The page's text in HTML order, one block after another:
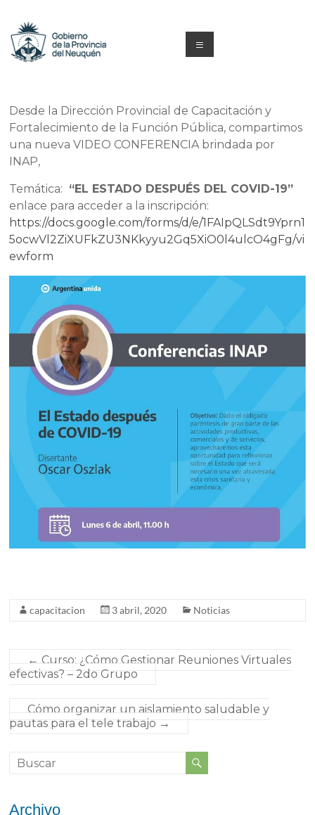
contenido
y
Formación
Neuquén
Menú
Desde la Dirección Provincial de Capacitación y
Fortalecimiento de la Función Pública, compartimos
una nueva VIDEO CONFERENCIA brindada por
INAP,
Temática: “EL ESTADO DESPUÉS DEL COVID-19”
enlace para acceder a la inscripción:
https://docs.google.com/forms/d/e/1FAIpQLSdt9Yprn1
5ocwVl2ZiXUFkZU3NKkyyu2Gq5XiO0l4ulcO4gFg/vi
ewform
capacitacion 3 abril, 2020 Noticias
← Curso: ¿Cómo Gestionar Reuniones Virtuales
efectivas? – 2do Grupo
Cómo organizar un aislamiento saludable y
pautas para el tele trabajo →
Archivo